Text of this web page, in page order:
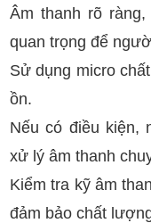
Âm thanh rõ
quan trọng để
Sử dụng micro
ồn.
Nếu có điều kiện,
xử lý âm thanh
Kiểm tra kỹ âm
đảm bảo chất